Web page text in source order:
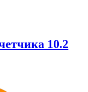
10.2